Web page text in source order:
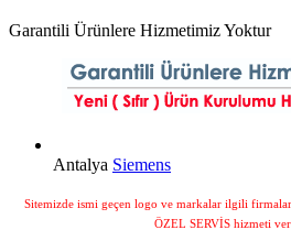
Garantili Ürünlere Hizmetimiz Yoktur
Antalya Siemens
Sitemizde ismi geçen logo ve markalar ilgili
ÖZEL SERVİS hizmeti